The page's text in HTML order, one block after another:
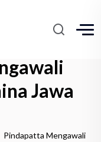
Jawa
Pindapatta Mengawali